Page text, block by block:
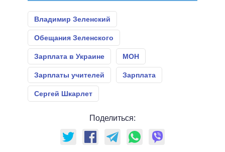
Владимир Зеленский
Обещания Зеленского
Зарплата в Украине МОН
Зарплаты учителей Зарплата
Сергей Шкарлет
Поделиться: